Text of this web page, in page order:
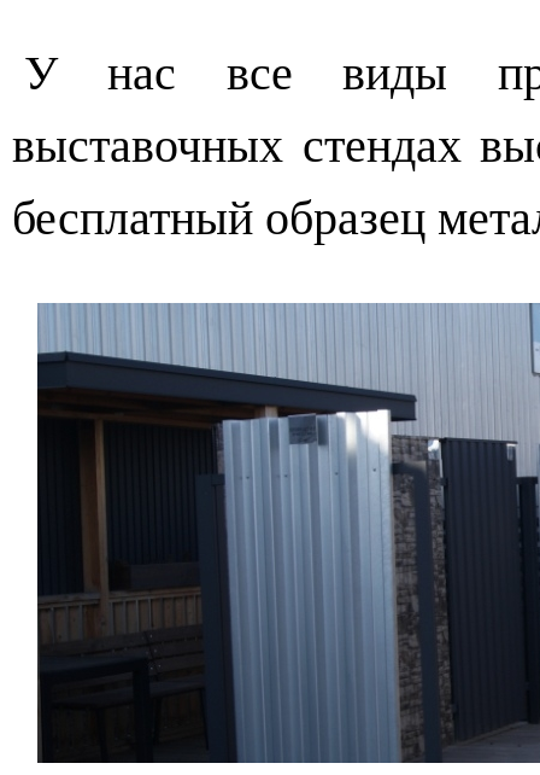
У нас все виды
выставочных стендах
бесплатный образец